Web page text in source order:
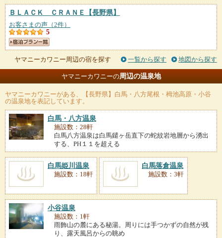
ＢＬＡＣＫ ＣＲＡＮＥ 【長野県】
お客さまの声（2件）
5
ヤマニーカワニー周辺の宿を探す 一覧から探す 地図から探す
ヤマニーカワニーの周辺の温泉地
ヤマニーカワニーがある、【長野県】白馬・八方尾根・栂池高原・小谷
の温泉地を表記しています。
白馬・八方温泉
施設数：28軒
白馬八方温泉は白馬鑓ヶ岳直下の蛇紋岩地層から湧出
する、PH１１を超える
白馬姫川温泉
施設数：18軒
白馬落倉温泉
施設数：3軒
小谷温泉
施設数：1軒
雨飾山の麓にある秘湯。周りには手つかずの自然が残
り、露天風呂からの眺め